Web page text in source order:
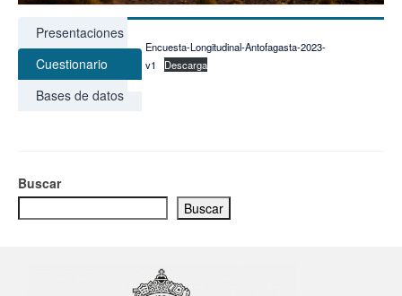
Presentaciones
Cuestionario
Bases de datos
Encuesta-Longitudinal-Antofagasta-2023-
v1
Descarga
Buscar
Buscar